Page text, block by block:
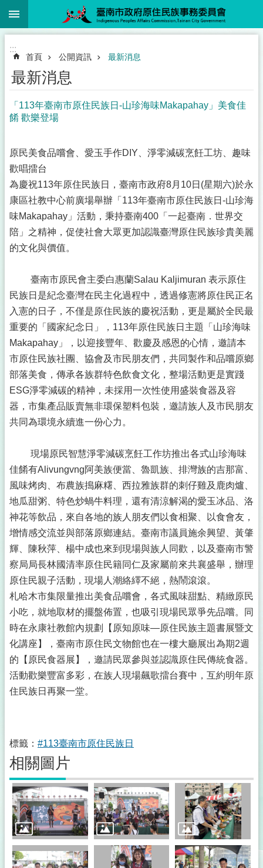
跳到主要內容區塊
:::
首頁 公開資訊 最新消息
最新消息
「113年臺南市原住民族日-山珍海味Makapahay」美食佳
餚 歡樂登場
原民美食品嚐會、愛玉手作DIY、淨零減碳烹飪工坊、趣味
歡唱擂台
為慶祝113年原住民族日，臺南市政府8月10日(星期六)於永
康區社教中心前廣場舉辦「113年臺南市原住民族日-山珍海
味Makapahay」活動，秉持臺南400「一起臺南．世界交
陪」之精神，促使社會大眾更加認識臺灣原住民族珍貴美麗
的文化與價值。
臺南市原民會主委白惠蘭Salau Kaljimuran 表示原住
民族日是紀念臺灣在民主化過程中，透過修憲將原住民正名
入憲的日子，不僅是原住民族的慶祝活動，更是屬於全民最
重要的「國家紀念日」，113年原住民族日主題「山珍海味
Makapahay」，以迎接豐年、歡慶及感恩的心情，邀請本
市原住民族社團、協會及市民朋友們，共同製作和品嚐原鄉
部落美食，傳承各族群特色飲食文化，整場活動更是實踐
ESG淨零減碳的精神，未採用一次性使用盛裝食器及容
器，市集產品販賣無非環保塑料包裝，邀請族人及市民朋友
共同為環境永續進一份心力。
現場原民智慧淨零減碳烹飪工作坊推出各式山珍海味
佳餚有Alivungvng阿美族便當、魯凱族、排灣族的吉那富、
風味烤肉、布農族搗麻糬、西拉雅族群的刺仔雞及鹿肉爐、
地瓜甜粥、特色炒蝸牛料理，還有清涼解渴的愛玉冰品、洛
神花等飲品，來自各地的族人朋友們以食相聚、以食會友，
增情感交流並與部落原鄉連結。臺南市議員施余興望、黃肇
輝、陳秋萍、楊中成也來到現場與族人同歡，以及臺南市警
察局局長林國清率原住民籍同仁及家屬前來共襄盛舉，辦理
原住民親子活動，現場人潮絡繹不絕，熱鬧滾滾。
札哈木市集限量推出美食品嚐會，各式風味甜點、精緻原民
小吃，就地取材的擺盤佈置，也吸引現場民眾爭先品嚐。同
時在永康社教館內規劃【原知原味―原住民族主題書展暨文
化講座】，臺南市原住民文物館也在一樓大廳展出為期2週
的【原民食器展】，邀請民眾參與並認識原住民傳統食器。
活動歡樂豐富多彩，在族人現場飆歌擂台賽中，互約明年原
住民族日再聚一堂。
標籤： #113臺南市原住民族日
相關圖片